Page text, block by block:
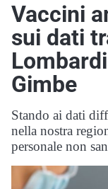
Vaccini
sui dati
Gimbe
Stando ai dati
nella nostra
personale non